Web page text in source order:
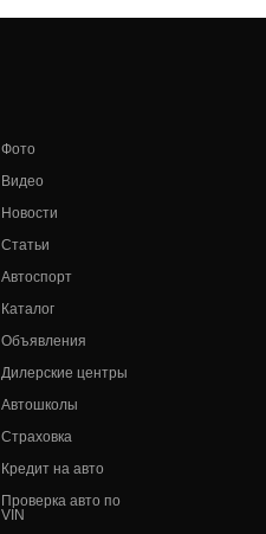
Фото
Видео
Новости
Статьи
Автоспорт
Каталог
Объявления
Дилерские центры
Автошколы
Страховка
Кредит на авто
Проверка авто по
VIN